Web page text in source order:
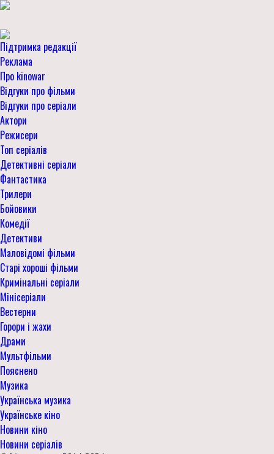
Підтримка редакції
Реклама
Про kinowar
Відгуки про фільми
Відгуки про серіали
Актори
Режисери
Топ серіалів
Детективні серіали
Фантастика
Трилери
Бойовики
Комедії
Детективи
Маловідомі фільми
Старі хороші фільми
Кримінальні серіали
Мінісеріали
Вестерни
Горори і жахи
Драми
Мультфільми
Пояснено
Музика
Українська музика
Українське кіно
Новини кіно
Новини серіалів